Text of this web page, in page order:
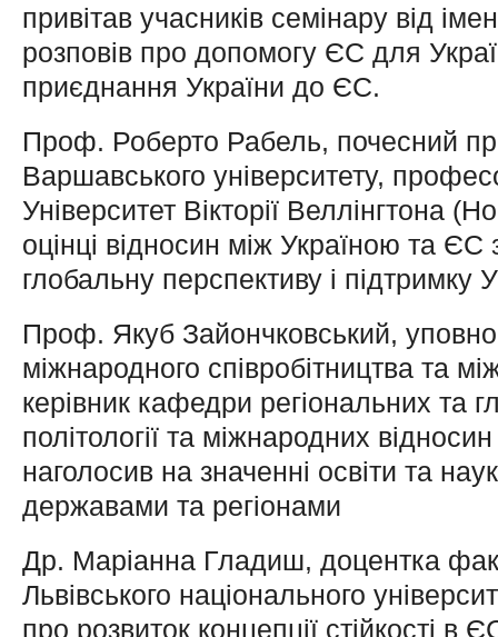
привітав учасників семінару від
розповів про допомогу ЄС для
приєднання України до ЄС.
Проф. Роберто Рабель, почесний
Варшавського університету,
Університет Вікторії Веллінгтона
оцінці відносин між Україною та
глобальну перспективу і підтримку
Проф. Якуб Зайончковський,
міжнародного співробітництва та
керівник кафедри регіональних та
політології та міжнародних
наголосив на значенні освіти та
державами та регіонами
Др. Маріанна Гладиш, доцентка
Львівського національного
про розвиток концепції стійкості в